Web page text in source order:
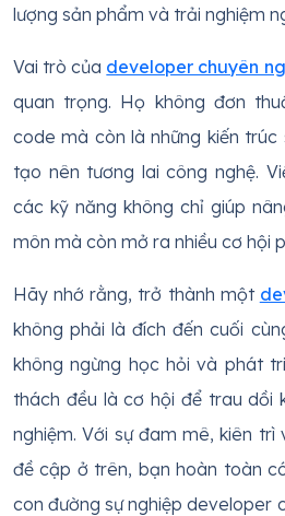
lượng sản phẩm và trải nghiệm
Vai trò của developer chuyên
quan trọng. Họ không đơn
code mà còn là những kiến trúc
tạo nên tương lai công nghệ.
các kỹ năng không chỉ giúp
môn mà còn mở ra nhiều cơ hội
Hãy nhớ rằng, trở thành một
không phải là đích đến cuối
không ngừng học hỏi và phát
thách đều là cơ hội để trau dồi
nghiệm. Với sự đam mê, kiên trì
đề cập ở trên, bạn hoàn toàn
con đường sự nghiệp developer